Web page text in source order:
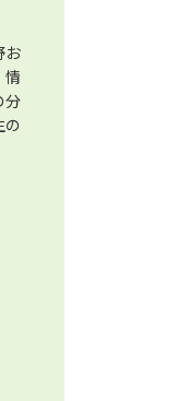
お
情
分